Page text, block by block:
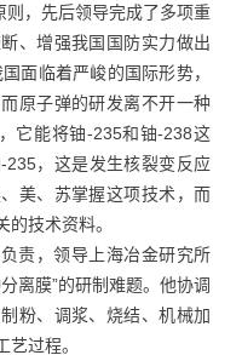
则，先后领导完成了多项重
、增强我国国防实力做出
面临着严峻的国际形势，
原子弹的研发离不开一种
它能将铀-235和铀-238这
，这是发生核裂变反应
美、苏掌握这项技术，而
技术资料。
责，领导上海冶金研究所
离膜”的研制难题。他协调
粉、调浆、烧结、机械加
过程。